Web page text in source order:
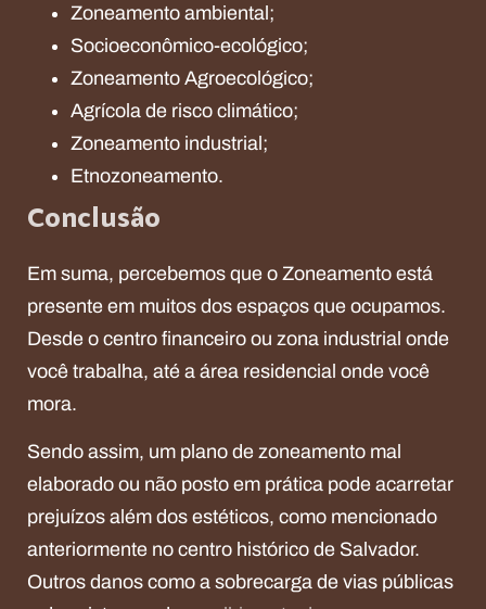
Zoneamento ambiental;
Socioeconômico-ecológico;
Zoneamento Agroecológico;
Agrícola de risco climático;
Zoneamento industrial;
Etnozoneamento.
Conclusão
Em suma, percebemos que o Zoneamento está
presente em muitos dos espaços que ocupamos.
Desde o centro financeiro ou zona industrial onde
você trabalha, até a área residencial onde você
mora.
Sendo assim, um plano de zoneamento mal
elaborado ou não posto em prática pode acarretar
prejuízos além dos estéticos, como mencionado
anteriormente no centro histórico de Salvador.
Outros danos como a sobrecarga de vias públicas